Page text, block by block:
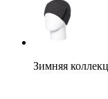
Зимняя